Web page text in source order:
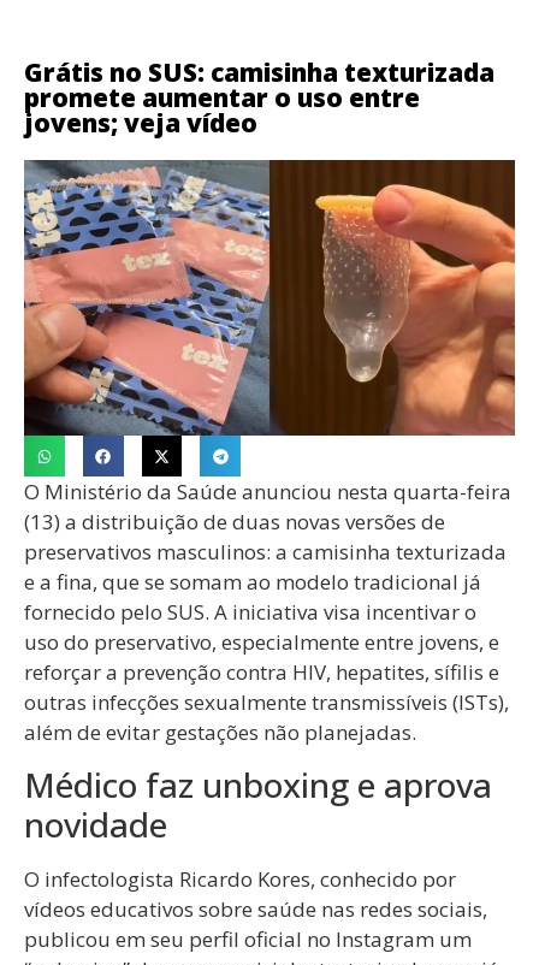
Grátis no SUS: camisinha texturizada
promete aumentar o uso entre
jovens; veja vídeo
O Ministério da Saúde anunciou nesta quarta-feira
(13) a distribuição de duas novas versões de
preservativos masculinos: a camisinha texturizada
e a fina, que se somam ao modelo tradicional já
fornecido pelo SUS. A iniciativa visa incentivar o
uso do preservativo, especialmente entre jovens, e
reforçar a prevenção contra HIV, hepatites, sífilis e
outras infecções sexualmente transmissíveis (ISTs),
além de evitar gestações não planejadas.
Médico faz unboxing e aprova
novidade
O infectologista Ricardo Kores, conhecido por
vídeos educativos sobre saúde nas redes sociais,
publicou em seu perfil oficial no Instagram um